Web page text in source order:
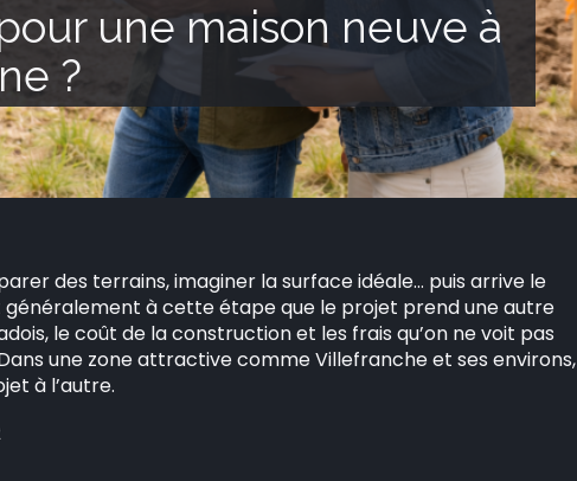
une maison neuve à
?
des terrains, imaginer la surface idéale… puis arrive le
généralement à cette étape que le projet prend une autre
le coût de la construction et les frais qu’on ne voit pas
une zone attractive comme Villefranche et ses environs,
à l’autre.